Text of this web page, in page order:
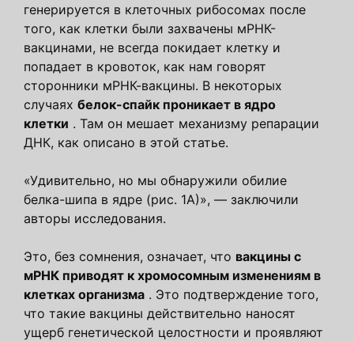
генерируется в клеточных рибосомах после
того, как клетки были захвачены мРНК-
вакцинами, не всегда покидает клетку и
попадает в кровоток, как нам говорят
сторонники мРНК-вакцины. В некоторых
случаях белок-спайк проникает в ядро ​​
клетки . Там он мешает механизму репарации
ДНК, как описано в этой статье.
«Удивительно, но мы обнаружили обилие
белка-шипа в ядре (рис. 1А)», — заключили
авторы исследования.
Это, без сомнения, означает, что вакцины с
мРНК приводят к хромосомным изменениям в
клетках организма . Это подтверждение того,
что такие вакцины действительно наносят
ущерб генетической целостности и проявляют